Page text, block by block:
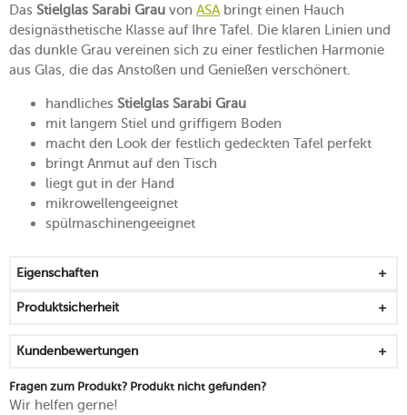
Das Stielglas Sarabi Grau von ASAbringt einen Hauch
designästhetische Klasse auf Ihre Tafel. Die klaren Linien und
das dunkle Grau vereinen sich zu einer festlichen Harmonie
aus Glas, die das Anstoßen und Genießen verschönert.
handliches Stielglas Sarabi Grau
mit langem Stiel und griffigem Boden
macht den Look der festlich gedeckten Tafel perfekt
bringt Anmut auf den Tisch
liegt gut in der Hand
mikrowellengeeignet
spülmaschinengeeignet
Eigenschaften
Produktsicherheit
Kundenbewertungen
Fragen zum Produkt? Produkt nicht gefunden?
Wir helfen gerne!